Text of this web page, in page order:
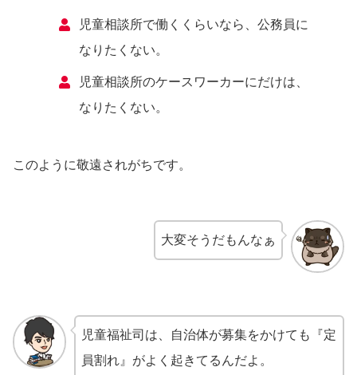
児童相談所で働くくらいなら、公務員に
なりたくない。
児童相談所のケースワーカーにだけは、
なりたくない。
このように敬遠されがちです。
大変そうだもんなぁ
児童福祉司は、自治体が募集をかけても『定
員割れ』がよく起きてるんだよ。